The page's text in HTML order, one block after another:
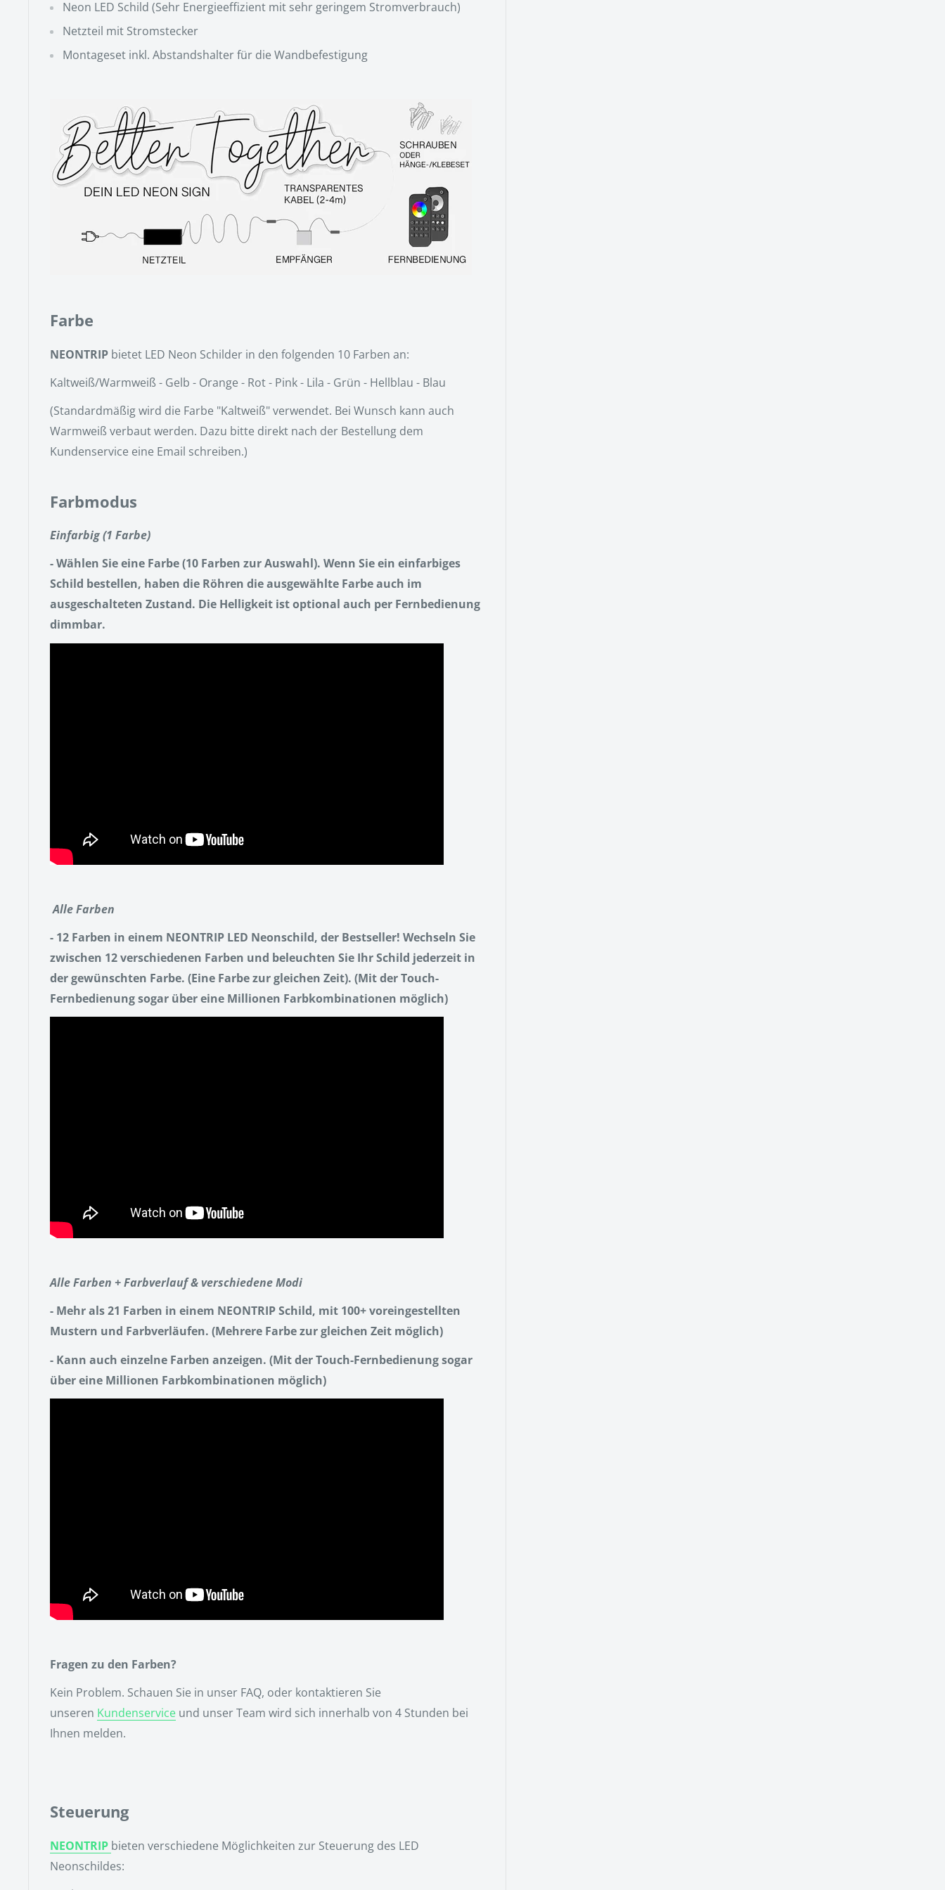
Neon LED Schild (Sehr Energieeffizient mit sehr geringem Stromverbrauch)
Netzteil mit Stromstecker
Montageset inkl. Abstandshalter für die Wandbefestigung
Farbe
NEONTRIP bietet LED Neon Schilder in den folgenden 10 Farben an:
Kaltweiß/Warmweiß - Gelb - Orange - Rot - Pink - Lila - Grün - Hellblau - Blau
(Standardmäßig wird die Farbe "Kaltweiß" verwendet. Bei Wunsch kann auch
Warmweiß verbaut werden. Dazu bitte direkt nach der Bestellung dem
Kundenservice eine Email schreiben.)
Farbmodus
Einfarbig (1 Farbe)
- Wählen Sie eine Farbe (10 Farben zur Auswahl). Wenn Sie ein einfarbiges
Schild bestellen, haben die Röhren die ausgewählte Farbe auch im
ausgeschalteten Zustand. Die Helligkeit ist optional auch per Fernbedienung
dimmbar.
Alle Farben
- 12 Farben in einem NEONTRIP LED Neonschild, der Bestseller! Wechseln Sie
zwischen 12 verschiedenen Farben und beleuchten Sie Ihr Schild jederzeit in
der gewünschten Farbe. (Eine Farbe zur gleichen Zeit). (Mit der Touch-
Fernbedienung sogar über eine Millionen Farbkombinationen möglich)
Alle Farben + Farbverlauf & verschiedene Modi
- Mehr als 21 Farben in einem NEONTRIP Schild, mit 100+ voreingestellten
Mustern und Farbverläufen. (Mehrere Farbe zur gleichen Zeit möglich)
- Kann auch einzelne Farben anzeigen. (Mit der Touch-Fernbedienung sogar
über eine Millionen Farbkombinationen möglich)
Fragen zu den Farben?
Kein Problem. Schauen Sie in unser FAQ, oder kontaktieren Sie
unseren Kundenservice und unser Team wird sich innerhalb von 4 Stunden bei
Ihnen melden.
Steuerung
NEONTRIP bieten verschiedene Möglichkeiten zur Steuerung des LED
Neonschildes: